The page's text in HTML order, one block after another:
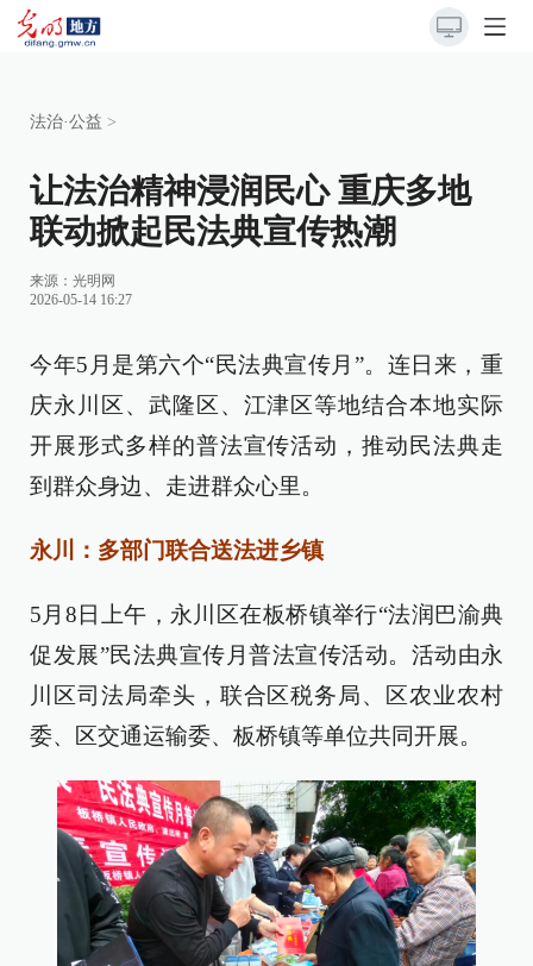
法治·公益 >
让法治精神浸润民心 重庆多地
联动掀起民法典宣传热潮
来源： 光明网
2026-05-14 16:27
今年5月是第六个“民法典宣传月”。连日来，重
庆永川区、武隆区、江津区等地结合本地实际
开展形式多样的普法宣传活动，推动民法典走
到群众身边、走进群众心里。
永川：多部门联合送法进乡镇
5月8日上午，永川区在板桥镇举行“法润巴渝典
促发展”民法典宣传月普法宣传活动。活动由永
川区司法局牵头，联合区税务局、区农业农村
委、区交通运输委、板桥镇等单位共同开展。